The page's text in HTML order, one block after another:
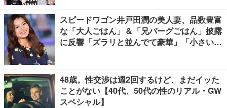
スピードワゴン井戸田潤の美人妻、品数豊富
な「大人ごはん」＆「兄バーグごはん」披露
に反響「ズラリと並んでて豪華」「小さい海
48歳。性交渉は週2回するけど、まだイッた
ことがない【40代、50代の性のリアル・GW
スペシャル】